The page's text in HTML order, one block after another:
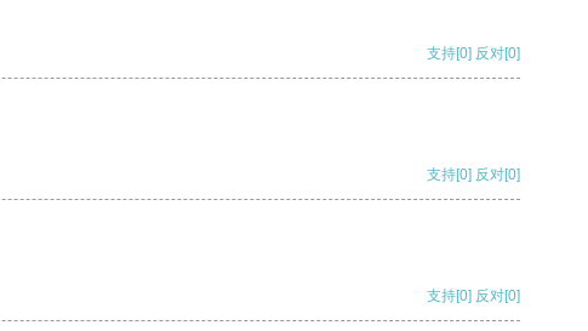
支持[0] 反对[0]
支持[0] 反对[0]
支持[0] 反对[0]